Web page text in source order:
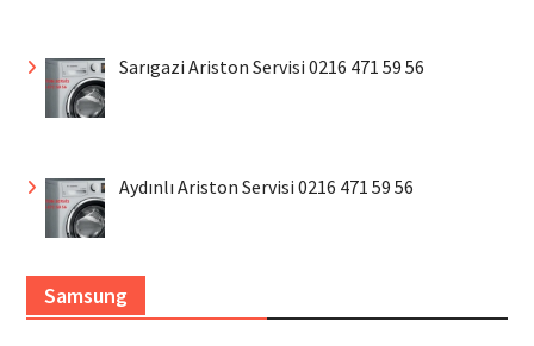
Sarıgazi Ariston Servisi 0216 471 59 56
Aydınlı Ariston Servisi 0216 471 59 56
Samsung